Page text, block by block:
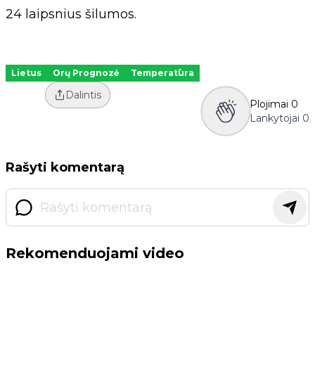
24 laipsnius šilumos.
Lietus Orų Prognozė Temperatūra
Dalintis
Plojimai 0
Lankytojai 0
Rašyti komentarą
Rekomenduojami video